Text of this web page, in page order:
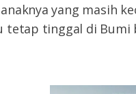
yang masih
tetap tinggal di Bumi